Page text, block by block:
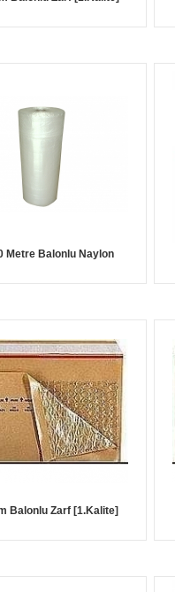
Metre Balonlu Naylon
Balonlu Zarf [1.Kalite]